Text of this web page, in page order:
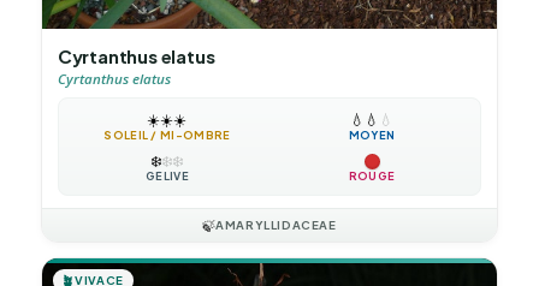
Cyrtanthus elatus
Cyrtanthus elatus
☀️☀️☀️
SOLEIL / MI-OMBRE
💧 💧 💧
MOYEN
❄️❄️❄️
GÉLIVE ROUGE
🍃AMARYLLIDACEAE
🪴VIVACE